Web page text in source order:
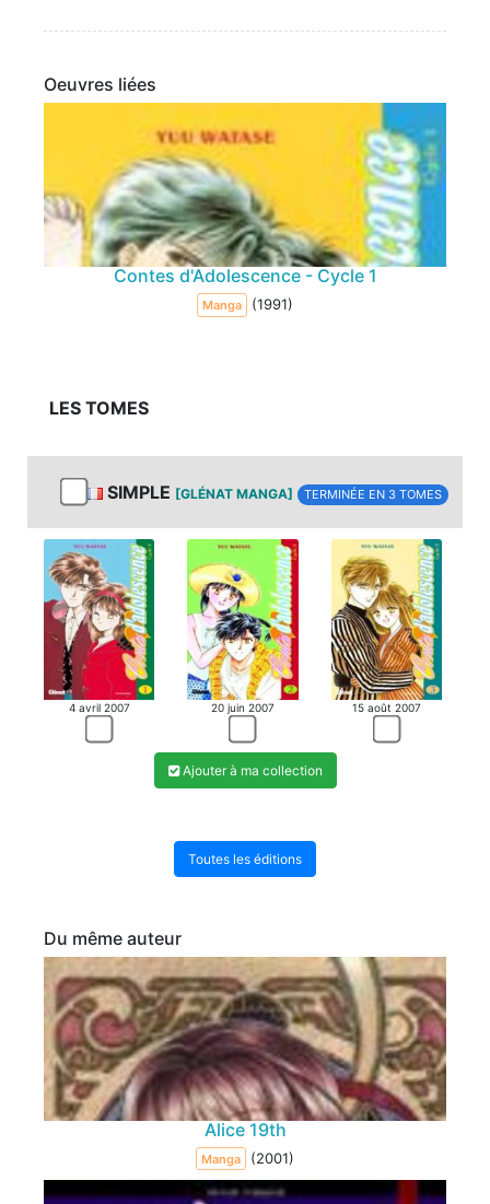
Oeuvres liées
Contes d'Adolescence - Cycle 1
Manga (1991)
LES TOMES
SIMPLE [GLÉNAT MANGA] TERMINÉE EN 3 TOMES
4 avril 2007 20 juin 2007 15 août 2007
Ajouter à ma collection
Toutes les éditions
Du même auteur
Alice 19th
Manga (2001)